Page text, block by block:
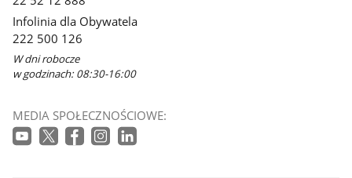
Infolinia dla Obywatela
222 500 126
W dni robocze
w godzinach: 08:30-16:00
MEDIA SPOŁECZNOŚCIOWE: